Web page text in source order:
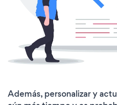
Además, personalizar y